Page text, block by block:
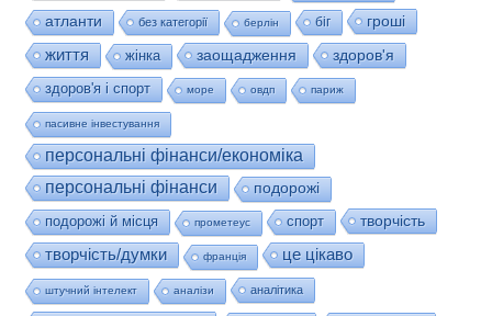
атланти без категорії берлін біг гроші
життя жінка заощадження здоров'я
здоров'я і спорт море овдп париж
пасивне інвестування
персональні фінанси/економіка
персональні фінанси
подорожі
подорожі й місця
прометеус спорт
творчість
творчість/думки
франція це цікаво
штучний інтелект аналізи аналітика